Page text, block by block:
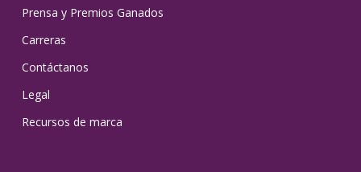
Prensa y Premios Ganados
Carreras
Contáctanos
Legal
Recursos de marca